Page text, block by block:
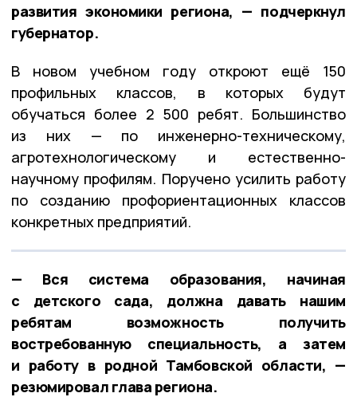
развития экономики региона, — подчеркнул
губернатор.
В новом учебном году откроют ещё 150
профильных классов, в которых будут
обучаться более 2 500 ребят. Большинство
из них — по инженерно-техническому,
агротехнологическому и естественно-
научному профилям. Поручено усилить работу
по созданию профориентационных классов
конкретных предприятий.
— Вся система образования, начиная
с детского сада, должна давать нашим
ребятам возможность получить
востребованную специальность, а затем
и работу в родной Тамбовской области, —
резюмировал глава региона.